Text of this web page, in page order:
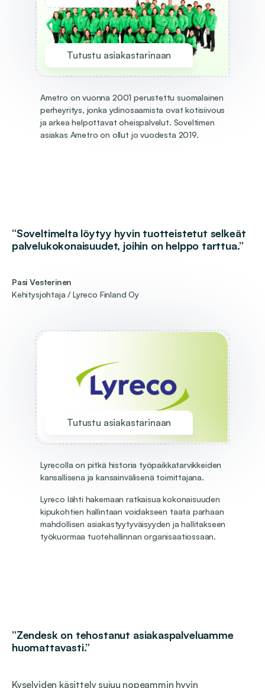
Tutustu asiakastarinaan
Ametro on vuonna 2001 perustettu suomalainen
perheyritys, jonka ydinosaamista ovat kotisiivous
ja arkea helpottavat oheispalvelut. Soveltimen
asiakas Ametro on ollut jo vuodesta 2019.
“Soveltimelta löytyy hyvin tuotteistetut selkeät
palvelukokonaisuudet, joihin on helppo tarttua.”
Pasi Vesterinen
Kehitysjohtaja / Lyreco Finland Oy
Tutustu asiakastarinaan
Lyrecolla on pitkä historia työpaikkatarvikkeiden
kansallisena ja kansainvälisenä toimittajana.
Lyreco lähti hakemaan ratkaisua kokonaisuuden
kipukohtien hallintaan voidakseen taata parhaan
mahdollisen asiakastyytyväisyyden ja hallitakseen
työkuormaa tuotehallinnan organisaatiossaan.
”Zendesk on tehostanut asiakaspalveluamme
huomattavasti.”
Kyselyiden käsittely sujuu nopeammin hyvin